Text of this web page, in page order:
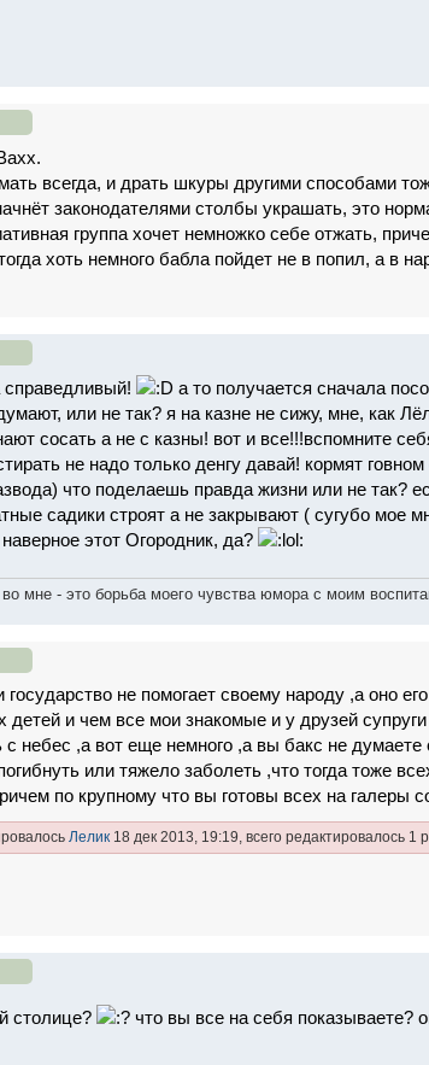
всегда, и драть шкуры другими способами
законодателями столбы украшать, это
группа хочет немножко себе отжать,
хоть немного бабла пойдет не в попил, а в
справедливый!
а то получается сначала
или не так? я на казне не сижу, мне, как
сосать а не с казны! вот и все!!!вспомните
не надо только денгу давай! кормят
что поделаешь правда жизни или не так?
садики строят а не закрывают ( сугубо мое
этот Огородник, да?
мне - это борьба моего чувства юмора с моим
не помогает своему народу ,а оно
детей и чем все мои знакомые и у друзей
с небес ,а вот еще немного ,а вы бакс не
или тяжело заболеть ,что тогда тоже
по крупному что вы готовы всех на галеры
Лелик 18 дек 2013, 19:19, всего редактировалось 1
столице? что вы все на себя показываете?